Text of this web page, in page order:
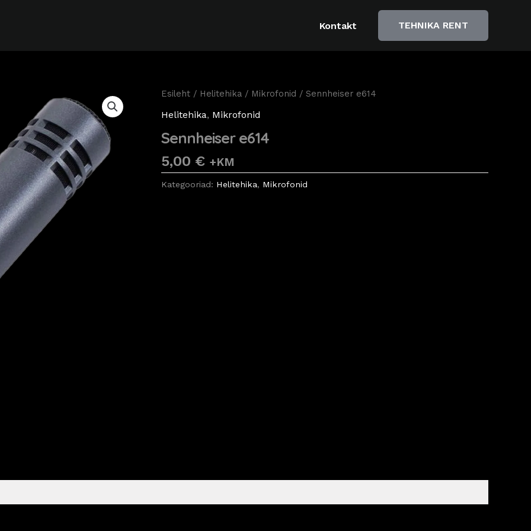
Kontakt TEHNIKA RENT
Esileht / Helitehika / Mikrofonid / Sennheiser e614
Helitehika, Mikrofonid
Sennheiser e614
5,00 € +KM
Kategooriad: Helitehika, Mikrofonid